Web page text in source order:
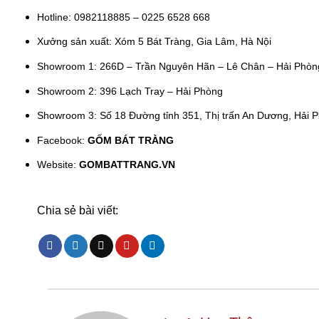
Hotline: 0982118885 – 0225 6528 668
Xưởng sản xuất: Xóm 5 Bát Tràng, Gia Lâm, Hà Nội
Showroom 1: 266D – Trần Nguyên Hãn – Lê Chân – Hải
Showroom 2: 396 Lạch Tray – Hải Phòng
Showroom 3: Số 18 Đường tỉnh 351, Thị trấn An Dương, Hải
Facebook: GỐM BÁT TRÀNG
Website: GOMBATTRANG.VN
Chia sẻ bài viết: